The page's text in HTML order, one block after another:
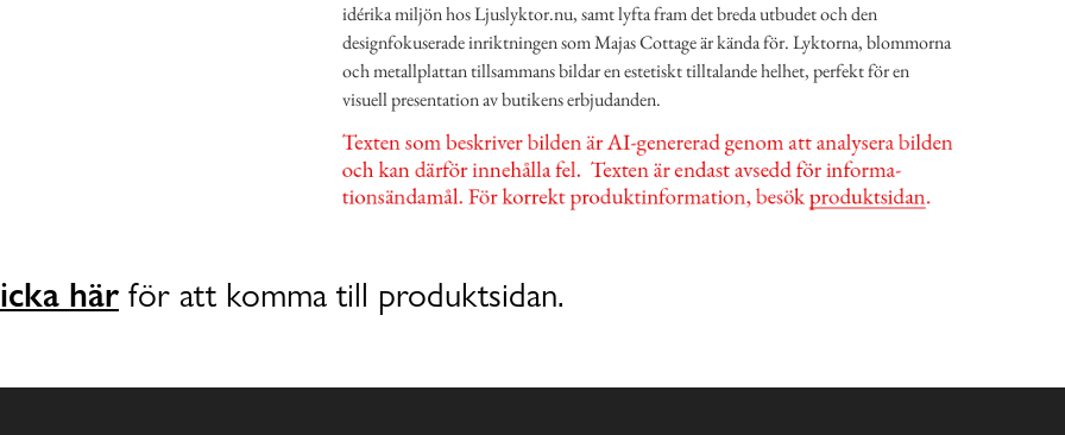
idérika miljön hos Ljuslyktor.nu, samt lyfta fram det breda utbudet och den
designfokuserade inriktningen som Majas Cottage är kända för. Lyktorna, blommorna
och metallplattan tillsammans bildar en estetiskt tilltalande helhet, perfekt för en
visuell presentation av butikens erbjudanden.
här för att komma till produktsidan.